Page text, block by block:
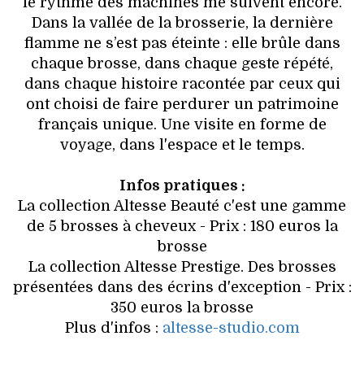
Dans la vallée de la brosserie, la dernière
flamme ne s’est pas éteinte : elle brûle dans
chaque brosse, dans chaque geste répété,
dans chaque histoire racontée par ceux qui
ont choisi de faire perdurer un patrimoine
français unique. Une visite en forme de
voyage, dans l'espace et le temps.
Infos pratiques :
La collection Altesse Beauté c'est une gamme
de 5 brosses à cheveux - Prix : 180 euros la
brosse
La collection Altesse Prestige. Des brosses
présentées dans des écrins d'exception - Prix :
350 euros la brosse
Plus d'infos : altesse-studio.com